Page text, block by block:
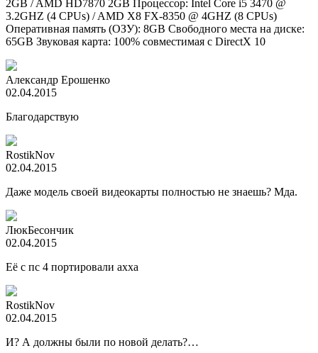
2GB / AMD HD7870 2GB Процессор: Intel Core i5 3470 @
3.2GHZ (4 CPUs) / AMD X8 FX-8350 @ 4GHZ (8 CPUs)
Оперативная память (ОЗУ): 8GB Свободного места на диске:
65GB Звуковая карта: 100% совместимая с DirectX 10
Александр Ерошенко
02.04.2015
Благодарствую
RostikNov
02.04.2015
Даже модель своей видеокарты полностью не знаешь? Мда.
ЛюкБесончик
02.04.2015
Её с пс 4 портировали ахха
RostikNov
02.04.2015
И? А должны были по новой делать?…